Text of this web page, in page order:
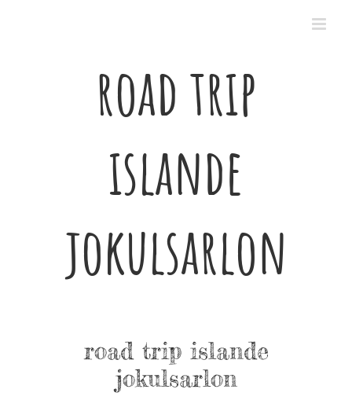
road trip
islande
jokulsarlon
road trip islande
jokulsarlon